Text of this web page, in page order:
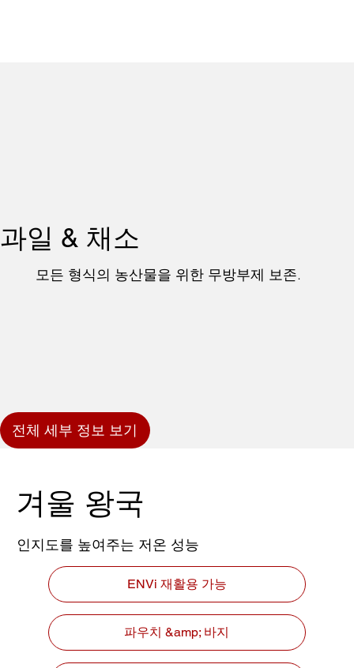
겨울 왕국
인지도를 높여주는 저온 성능
ENVi 재활용 가능
파우치 &amp; 바지
과일 & 채소
모든 형식의 농산물을 위한 무방부제 보존.
전체 세부 정보 보기